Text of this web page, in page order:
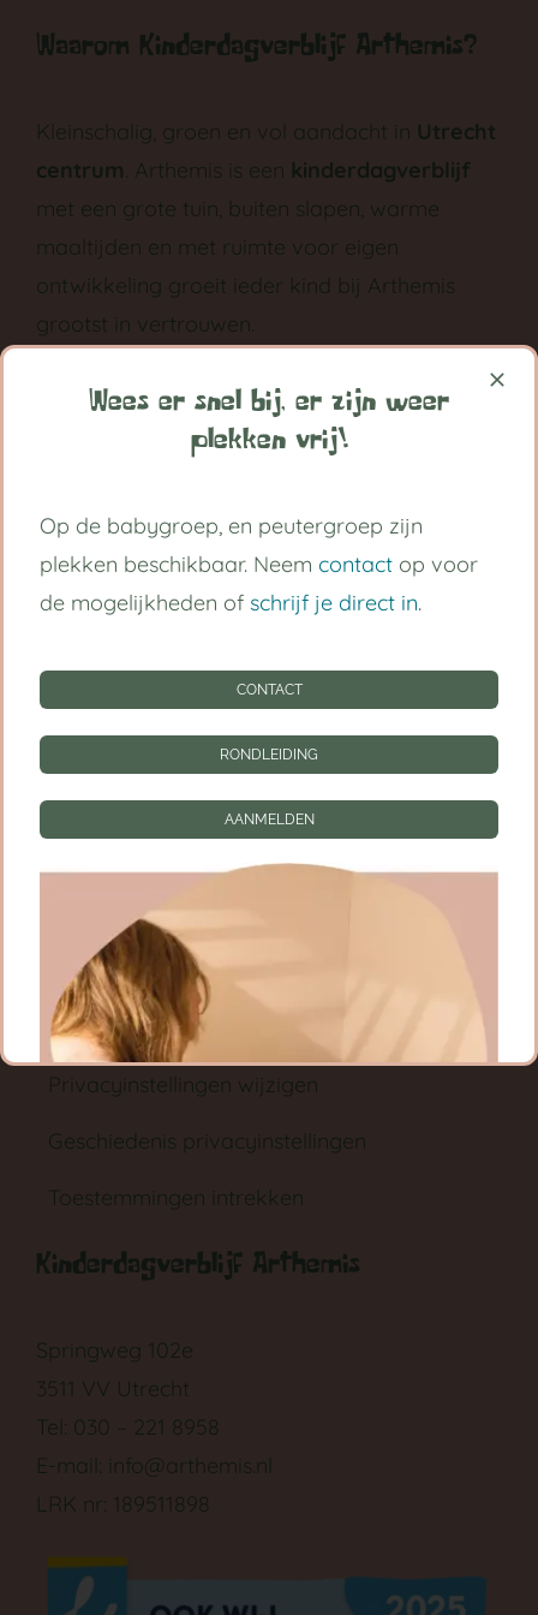
Waarom Kinderdagverblijf Arthemis?
Kleinschalig, groen en vol aandacht in Utrecht
centrum. Arthemis is een kinderdagverblijf
met een grote tuin, buiten slapen, warme
maaltijden en met ruimte voor eigen
ontwikkeling groeit ieder kind bij Arthemis
grootst in vertrouwen.
Volg ons op:
Handige links
Kinderdagverblijf Utrecht Centrum
RONDLEIDING
AANMELDEN
Privacy instellingen
Privacyinstellingen wijzigen
Geschiedenis privacyinstellingen
Toestemmingen intrekken
Kinderdagverblijf Arthemis
Springweg 102e
3511 VV Utrecht
Tel: 030 – 221 8958
E-mail: info@arthemis.nl
LRK nr: 189511898
Wees er snel bij, er zijn weer
plekken vrij!
Op de babygroep, en peutergroep zijn
plekken beschikbaar. Neem contact op voor
de mogelijkheden of schrijf je direct in.
CONTACT
RONDLEIDING
AANMELDEN
GA NAAR DE BABYGROEP